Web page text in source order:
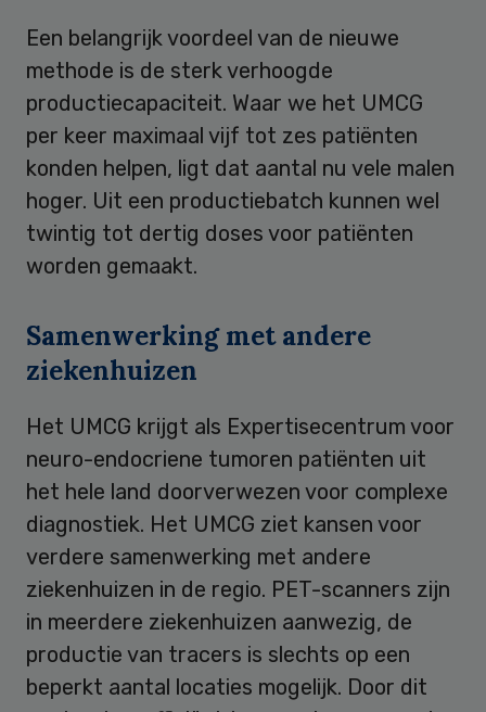
Een belangrijk voordeel van de nieuwe
methode is de sterk verhoogde
productiecapaciteit. Waar we het UMCG
per keer maximaal vijf tot zes patiënten
konden helpen, ligt dat aantal nu vele malen
hoger. Uit een productiebatch kunnen wel
twintig tot dertig doses voor patiënten
worden gemaakt.
Samenwerking met andere
ziekenhuizen
Het UMCG krijgt als Expertisecentrum voor
neuro-endocriene tumoren patiënten uit
het hele land doorverwezen voor complexe
diagnostiek. Het UMCG ziet kansen voor
verdere samenwerking met andere
ziekenhuizen in de regio. PET-scanners zijn
in meerdere ziekenhuizen aanwezig, de
productie van tracers is slechts op een
beperkt aantal locaties mogelijk. Door dit